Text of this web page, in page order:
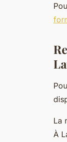
La
À